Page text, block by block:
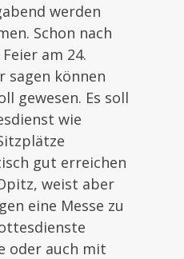
werden
Schon nach
am 24.
sagen können
gewesen. Es soll
wie
gut erreichen
weist aber
eine Messe zu
oder auch mit